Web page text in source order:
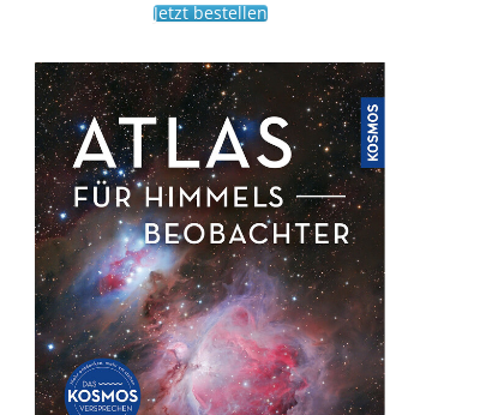
Jetzt bestellen